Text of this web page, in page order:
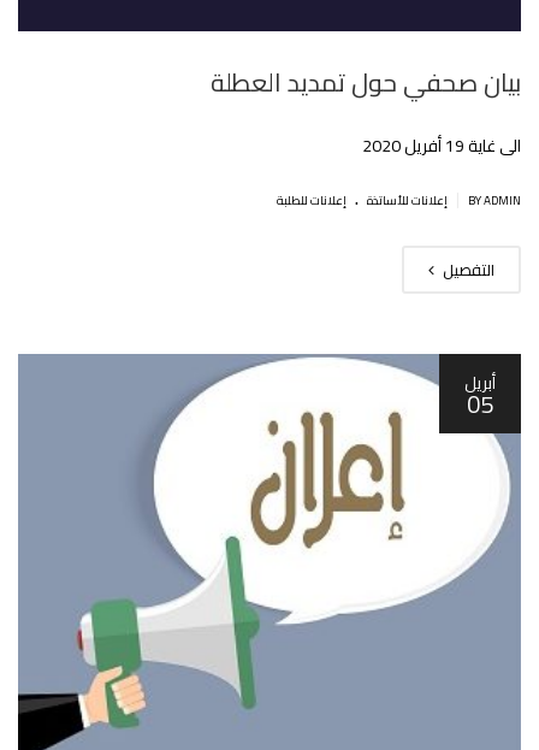
بيان صحفي حول تمديد العطلة
الى غاية 19 أفريل 2020
BY ADMIN إعلانات للأساتذة . إعلانات للطلبة
التفصيل
أبريل
05